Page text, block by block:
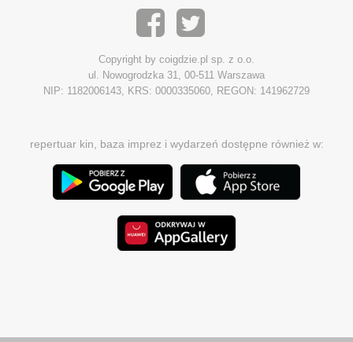
Copyright by coigdzie.pl sp. z o.o.
ul. Nowogrodzka 31, 00-511 Warszawa
NIP: 1182006143, KRS: 0000335060, REGON: 141962729
repertuar kin, baza imprez i wydarzeń dostępne również w: